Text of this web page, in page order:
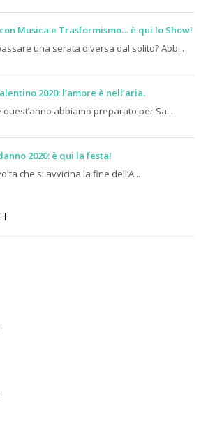
Musica e Trasformismo… è qui lo Show!
una serata diversa dal solito? Abb...
2020: l’amore è nell’aria.
quest’anno abbiamo preparato per Sa...
2020: è qui la festa!
che si avvicina la fine dell’A...